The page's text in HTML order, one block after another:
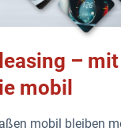
–
mobil
mobil bleiben